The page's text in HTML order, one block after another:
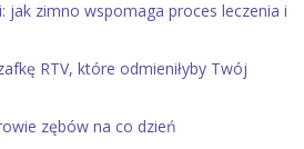
jak zimno wspomaga proces leczenia i
RTV, które odmieniłyby Twój
zębów na co dzień